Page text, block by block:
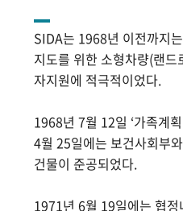
SIDA는 1968년 이전까지
지도를 위한 소형차량(랜
자지원에 적극적이었다.
1968년 7월 12일 ‘가족계
4월 25일에는 보건사회부
건물이 준공되었다.
1971년 6월 19일에는 협